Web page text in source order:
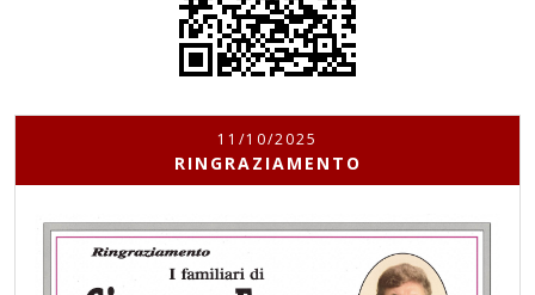
11/10/2025
RINGRAZIAMENTO